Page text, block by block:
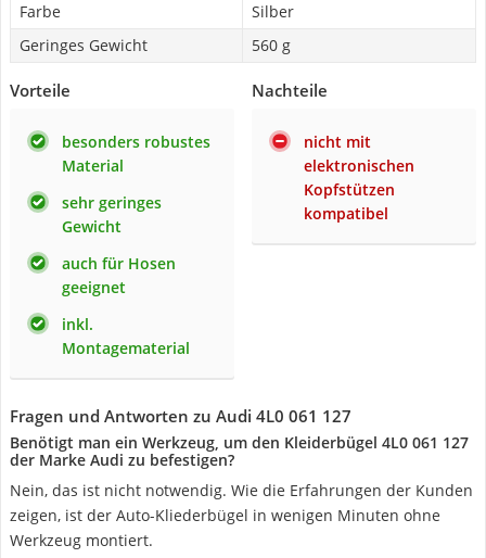
Farbe
Silber
Geringes Gewicht
560 g
Vorteile
besonders robustes
Material
sehr geringes
Gewicht
auch für Hosen
geeignet
inkl.
Montagematerial
Nachteile
nicht mit
elektronischen
Kopfstützen
kompatibel
Fragen und Antworten zu Audi 4L0 061 127
Benötigt man ein Werkzeug, um den Kleiderbügel 4L0 061 127
der Marke Audi zu befestigen?
Nein, das ist nicht notwendig. Wie die Erfahrungen der Kunden
zeigen, ist der Auto-Kliederbügel in wenigen Minuten ohne
Werkzeug montiert.